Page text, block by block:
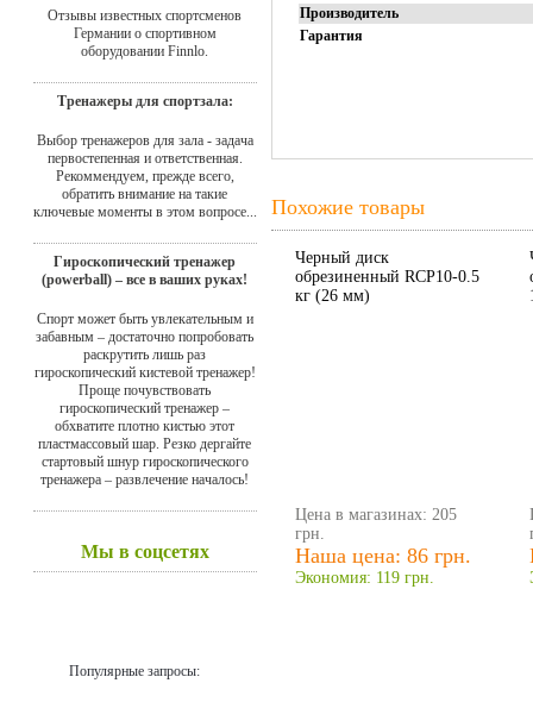
Отзывы известных спортсменов
Германии о спортивном
оборудовании Finnlo.
Тренажеры для спортзала:
Выбор тренажеров для зала - задача
первостепенная и ответственная.
Рекоммендуем, прежде всего,
обратить внимание на такие
ключевые моменты в этом вопросе...
Гироскопический тренажер
(powerball) – все в ваших руках!
Спорт может быть увлекательным и
забавным – достаточно попробовать
раскрутить лишь раз
гироскопический кистевой тренажер!
Проще почувствовать
гироскопический тренажер –
обхватите плотно кистью этот
пластмассовый шар. Резко дергайте
стартовый шнур гироскопического
тренажера – развлечение началось!
Мы в соцсетях
Популярные запросы:
Производитель
Гарантия
Похожие товары
Черный диск
обрезиненный RCP10-0.5
кг (26 мм)
Цена в магазинах: 205
грн.
Наша цена: 86 грн.
Экономия: 119 грн.